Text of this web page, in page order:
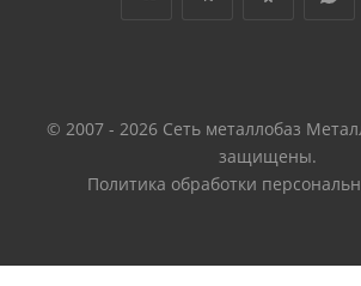
© 2007 - 2026 Сеть металлобаз
защищены.
Политика обработки